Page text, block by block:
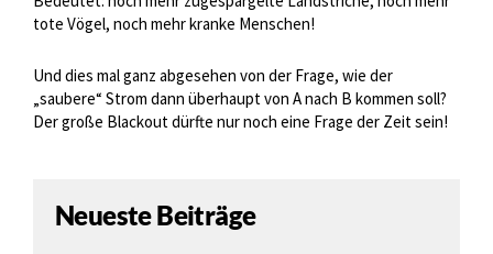
tote Vögel, noch mehr kranke Menschen!
Und dies mal ganz abgesehen von der Frage, wie der
„saubere“ Strom dann überhaupt von A nach B kommen soll?
Der große Blackout dürfte nur noch eine Frage der Zeit sein!
Neueste Beiträge